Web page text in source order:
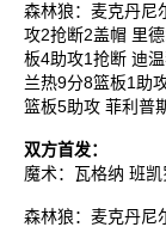
森林狼：麦克丹尼
攻2抢断2盖帽 里
板4助攻1抢断 迪
兰热9分8篮板1助
篮板5助攻 菲利普
双方首发：
魔术：瓦格纳 班
森林狼：麦克丹尼